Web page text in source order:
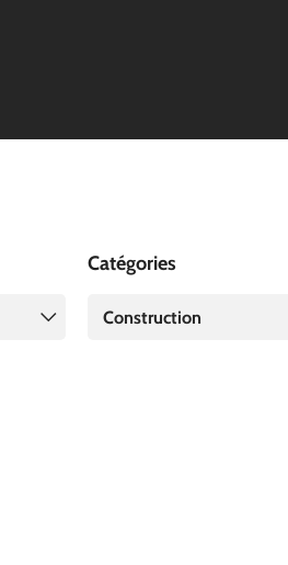
Catégories
Construction